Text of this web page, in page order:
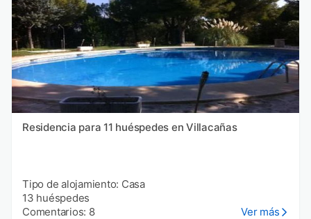
Residencia para 11 huéspedes en Villacañas
Tipo de alojamiento: Casa
13 huéspedes
Comentarios: 8
Ver más